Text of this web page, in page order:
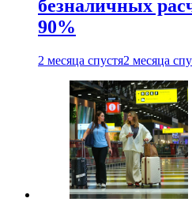
безналичных
90%
2 месяца спустя2 месяца